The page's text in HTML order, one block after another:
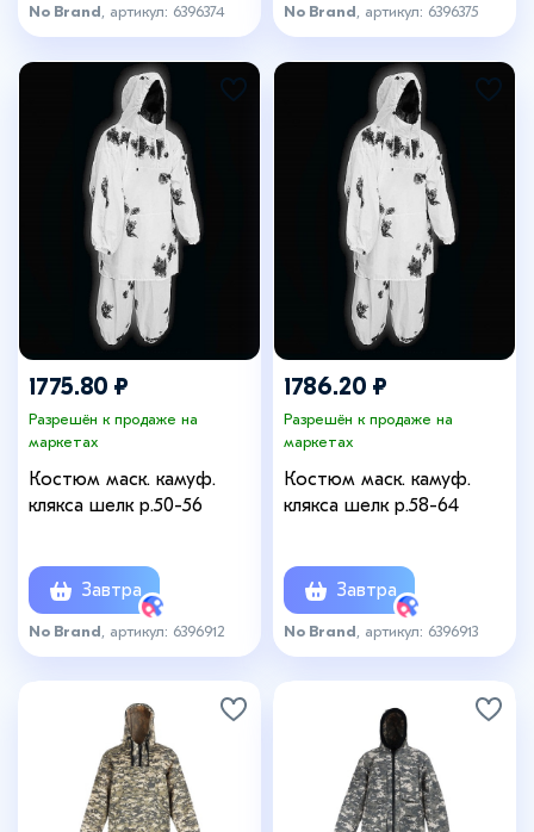
No Brand , артикул: 6396374 No Brand , артикул: 6396375
1775.80 ₽
Разрешён к продаже на
маркетах
Костюм маск. камуф.
клякса шелк р.50-56
Завтра
No Brand , артикул: 6396912
1786.20 ₽
Разрешён к продаже на
маркетах
Костюм маск. камуф.
клякса шелк р.58-64
Завтра
No Brand , артикул: 6396913